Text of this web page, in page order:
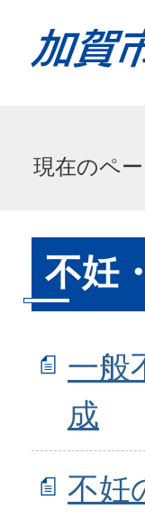
現在のペ
不妊
一般
成
不妊